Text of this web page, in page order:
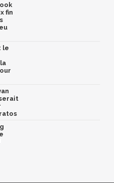
fin
le